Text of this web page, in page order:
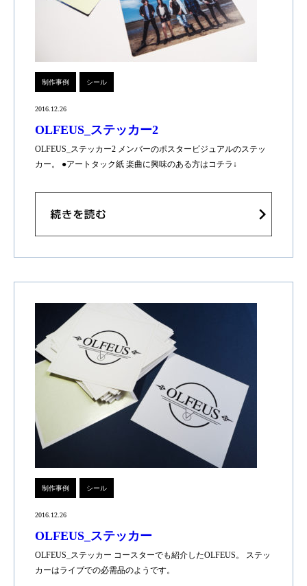
制作事例 シール
2016.12.26
OLFEUS_ステッカー2
OLFEUS_ステッカー2 メンバーのポスタービジュアルのステッ
カー。 ●アートタック紙 楽曲に興味のある方はコチラ↓
制作事例 シール
2016.12.26
OLFEUS_ステッカー
OLFEUS_ステッカー コースターでも紹介したOLFEUS。 ステッ
カーはライブでの必需品のようです。